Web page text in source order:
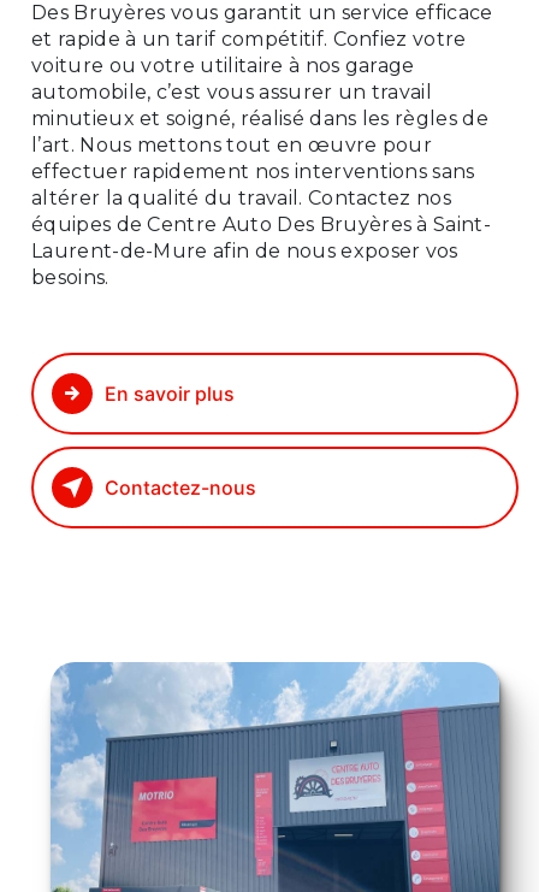
Des Bruyères vous garantit un service efficace
et rapide à un tarif compétitif. Confiez votre
voiture ou votre utilitaire à nos garage
automobile, c’est vous assurer un travail
minutieux et soigné, réalisé dans les règles de
l’art. Nous mettons tout en œuvre pour
effectuer rapidement nos interventions sans
altérer la qualité du travail. Contactez nos
équipes de Centre Auto Des Bruyères à Saint-
Laurent-de-Mure afin de nous exposer vos
besoins.
En savoir plus
Contactez-nous